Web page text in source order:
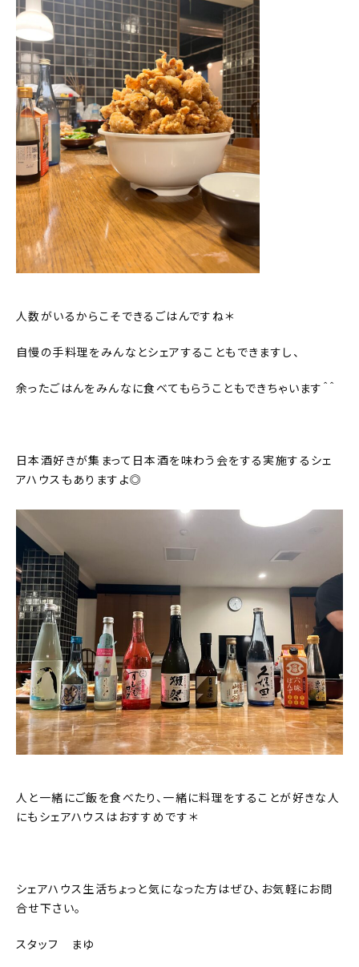
人数がいるからこそできるごはんですね＊
自慢の手料理をみんなとシェアすることもできますし、
余ったごはんをみんなに食べてもらうこともできちゃいます＾＾
日本酒好きが集まって日本酒を味わう会をする実施するシェ
アハウスもありますよ◎
人と一緒にご飯を食べたり、一緒に料理をすることが好きな人
にもシェアハウスはおすすめです＊
シェアハウス生活ちょっと気になった方はぜひ、お気軽にお問
合せ下さい。
スタッフ まゆ